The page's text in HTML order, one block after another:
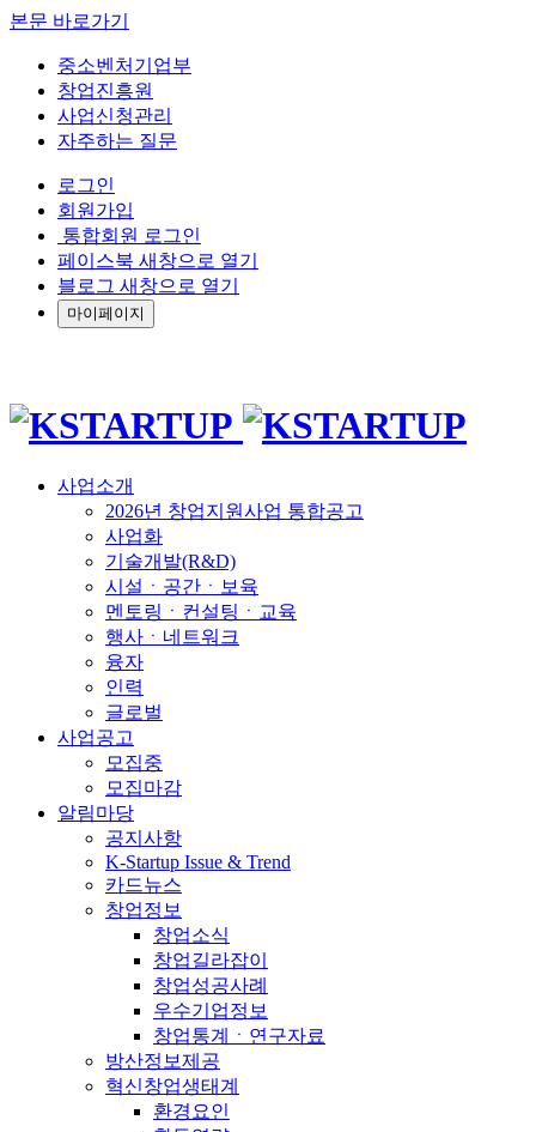
본문 바로가기
중소벤처기업부
창업진흥원
사업신청관리
자주하는 질문
로그인
회원가입
통합회원 로그인
페이스북 새창으로 열기
블로그 새창으로 열기
마이페이지
사업소개
2026년 창업지원사업 통합공고
사업화
기술개발(R&D)
시설ㆍ공간ㆍ보육
멘토링ㆍ컨설팅ㆍ교육
행사ㆍ네트워크
융자
인력
글로벌
사업공고
모집중
모집마감
알림마당
공지사항
K-Startup Issue & Trend
카드뉴스
창업정보
창업소식
창업길라잡이
창업성공사례
우수기업정보
창업통계ㆍ연구자료
방산정보제공
혁신창업생태계
환경요인